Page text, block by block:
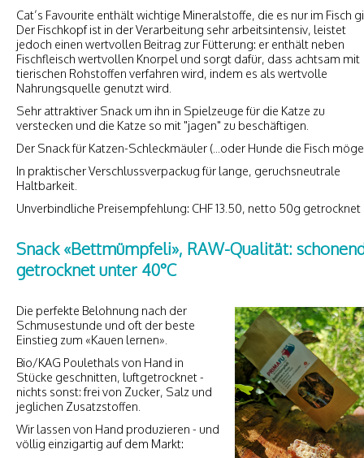
Cat’s Favourite enthält wichtige Mineralstoffe, die es nur im Fisch
Der Fischkopf ist in der Verarbeitung sehr arbeitsintensiv, leistet
jedoch einen wertvollen Beitrag zur Fütterung: er enthält neben
Fischfleisch wertvollen Knorpel und sorgt dafür, dass achtsam mit
tierischen Rohstoffen verfahren wird, indem es als wertvolle
Nahrungsquelle genutzt wird.
Sehr attraktiver Snack um ihn in Spielzeuge für die Katze zu
verstecken und die Katze so mit "jagen" zu beschäftigen.
Der Snack für Katzen-Schleckmäuler (...oder Hunde die Fisch
In praktischer Verschlussverpackug für lange, geruchsneutrale
Haltbarkeit.
Unverbindliche Preisempfehlung: CHF 13.50, netto 50g getrocknet
Snack «Bettmümpfeli», RAW-Qualität:
getrocknet unter 40°C
Die perfekte Belohnung nach der
Schmusestunde und oft der beste
Einstieg zum «Kauen lernen».
Bio/KAG Poulethals von Hand in
Stücke geschnitten, luftgetrocknet -
nichts sonst: frei von Zucker, Salz und
jeglichen Zusatzstoffen.
Wir lassen von Hand produzieren - und
völlig einzigartig auf dem Markt: